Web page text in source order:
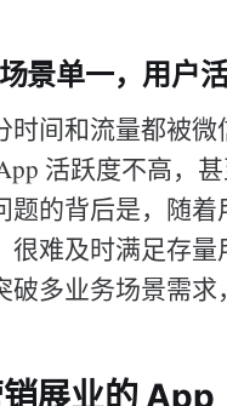
景单一，用户
时间和流量都被
活跃度不高，
题的背后是，随
很难及时满足存
破多业务场景需求
展业的 App